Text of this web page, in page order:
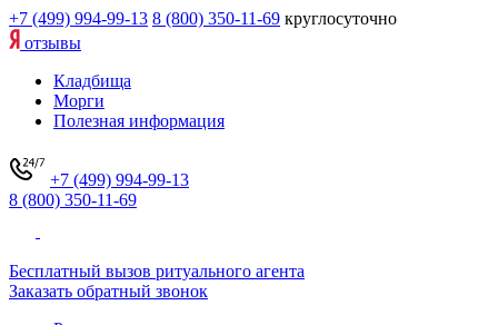
+7 (499) 994-99-13 8 (800) 350-11-69 круглосуточно
отзывы
Кладбища
Морги
Полезная информация
+7 (499) 994-99-13
8 (800) 350-11-69
Бесплатный вызов ритуального агента
Заказать обратный звонок